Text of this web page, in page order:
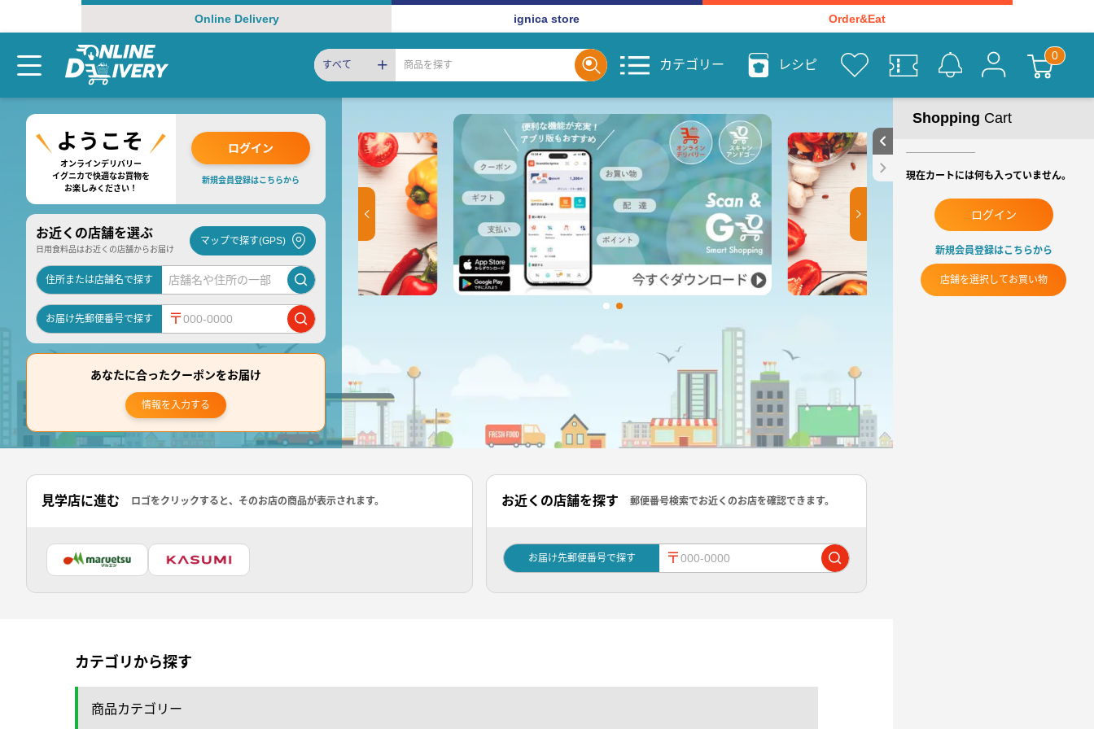
Online Delivery ignica store Order&Eat
すべて カテゴリー レシピ
オンラインデリバリー
イグニカで快適なお買物を
お楽しみください！
ログイン
新規会員登録はこちらから
お近くの店舗を選ぶ
日用食料品はお近くの店舗からお届け
マップで探す(GPS)
住所または店舗名で探す
お届け先郵便番号で探す 〒
あなたに合ったクーポンをお届け
情報を入力する
見学店に進む ロゴをクリックすると、そのお店の商品が表示されます。 お近くの店舗を探す 郵便番号検索でお近くのお店を確認できます。
お届け先郵便番号で探す 〒
カテゴリから探す
商品カテゴリー
Shopping Cart
現在カートには何も入っていません。
ログイン
新規会員登録はこちらから
店舗を選択してお買い物